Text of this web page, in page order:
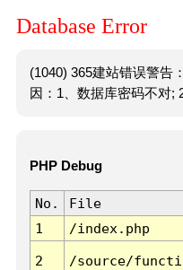
Database Error
(1040) 365建站错误警告
因：1、数据库密码不对;
PHP Debug
No. File
1
/index.php
2 /source/